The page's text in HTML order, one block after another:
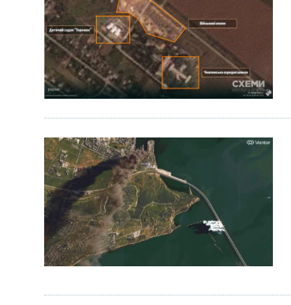
КРЫМ.НЕПОКОРЕННЫЙ
ELIFBE
УКРАИНСКАЯ ПРОБЛЕМА КРЫМА